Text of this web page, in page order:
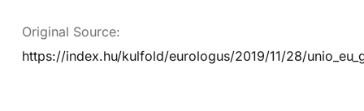
Original Source:
https://index.hu/kulfold/eurologus/2019/11/28/